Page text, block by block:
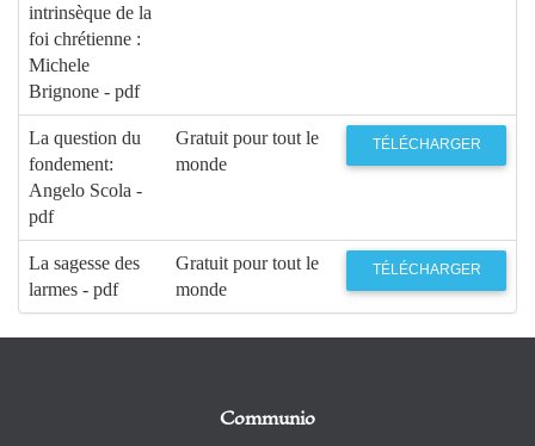
intrinsèque de la
foi chrétienne :
Michele
Brignone - pdf
La question du
fondement:
Angelo Scola -
pdf
Gratuit pour tout le
monde
TÉLÉCHARGER
La sagesse des
larmes - pdf
Gratuit pour tout le
monde
TÉLÉCHARGER
Communio